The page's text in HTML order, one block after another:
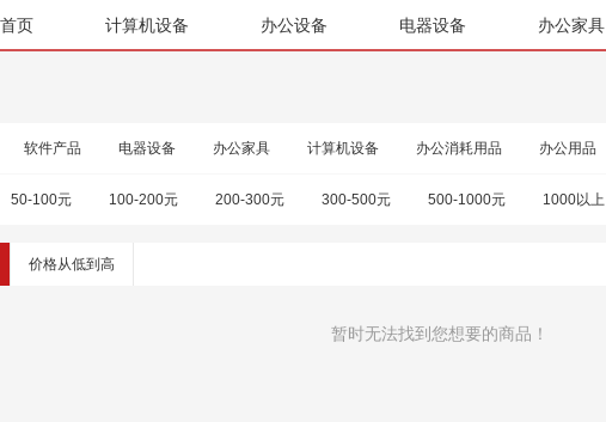
首页 计算机设备 办公设备 电器设备 办公家具
软件产品 电器设备 办公家具 计算机设备 办公消耗用品 办公用品
50-100元 100-200元 200-300元 300-500元 500-1000元 1000以上
价格从低到高
暂时无法找到您想要的商品！